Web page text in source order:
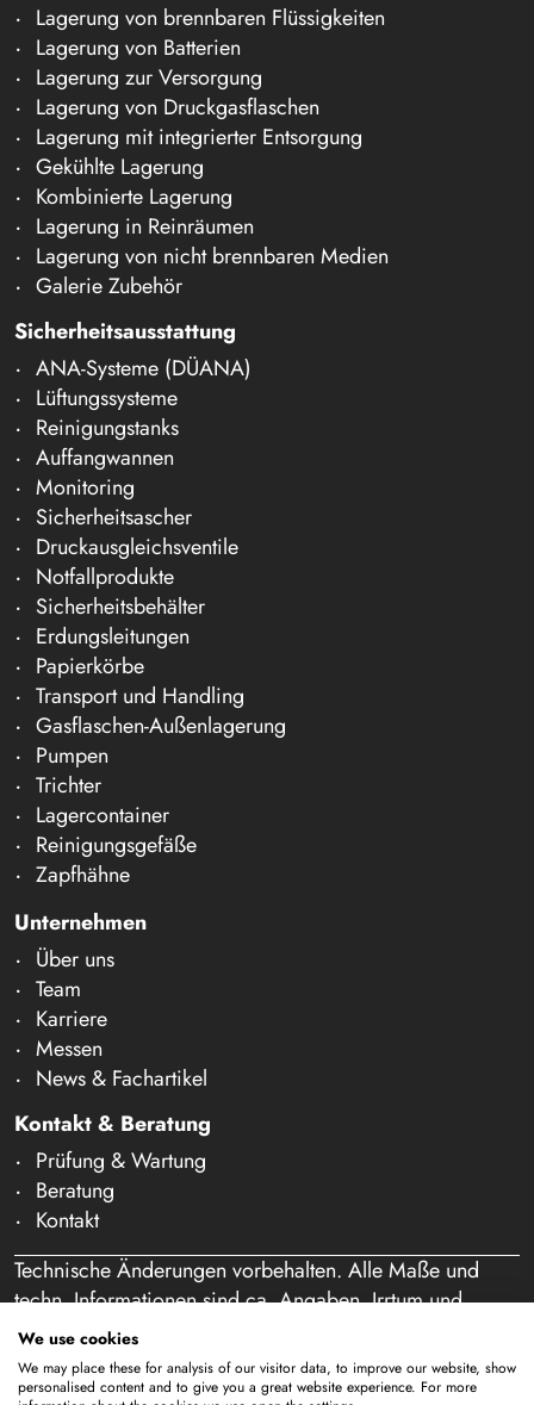
Lagerung von brennbaren Flüssigkeiten
Lagerung von Batterien
Lagerung zur Versorgung
Lagerung von Druckgasflaschen
Lagerung mit integrierter Entsorgung
Gekühlte Lagerung
Kombinierte Lagerung
Lagerung in Reinräumen
Lagerung von nicht brennbaren Medien
Galerie Zubehör
Sicherheitsausstattung
ANA-Systeme (DÜANA)
Lüftungssysteme
Reinigungstanks
Auffangwannen
Monitoring
Sicherheitsascher
Druckausgleichsventile
Notfallprodukte
Sicherheitsbehälter
Erdungsleitungen
Papierkörbe
Transport und Handling
Gasflaschen-Außenlagerung
Pumpen
Trichter
Lagercontainer
Reinigungsgefäße
Zapfhähne
Unternehmen
Über uns
Team
Karriere
Messen
News & Fachartikel
Kontakt & Beratung
Prüfung & Wartung
Beratung
Kontakt
Technische Änderungen vorbehalten. Alle Maße und
techn. Informationen sind ca. Angaben. Irrtum und
Schreibfehler vorbehalten. Unser Angebot richtet sich
ausschließlich an Gewerbetreibende im Sinne des § 14
BGB. Ein Verkauf an Privatpersonen findet nicht statt.
We use cookies
We may place these for analysis of our visitor data, to improve our website, show
personalised content and to give you a great website experience. For more